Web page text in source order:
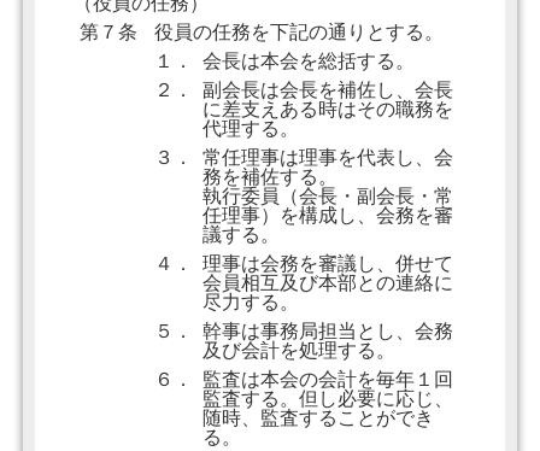
第７条
役員の任務を下記の通りとする。
１．
会長は本会を総括する。
２．
副会長は会長を補佐し、会長
に差支えある時はその職務を
代理する。
３．
常任理事は理事を代表し、会
務を補佐する。
執行委員（会長・副会長・常
任理事）を構成し、会務を審
議する。
４．
理事は会務を審議し、併せて
会員相互及び本部との連絡に
尽力する。
５．
幹事は事務局担当とし、会務
及び会計を処理する。
６．
監査は本会の会計を毎年１回
監査する。但し必要に応じ、
随時、監査することができ
る。